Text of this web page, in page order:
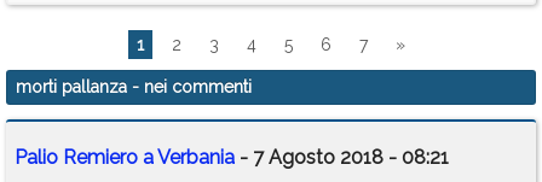
1 2 3 4 5 6 7 »
morti pallanza - nei commenti
Palio Remiero a Verbania - 7 Agosto 2018 - 08:21